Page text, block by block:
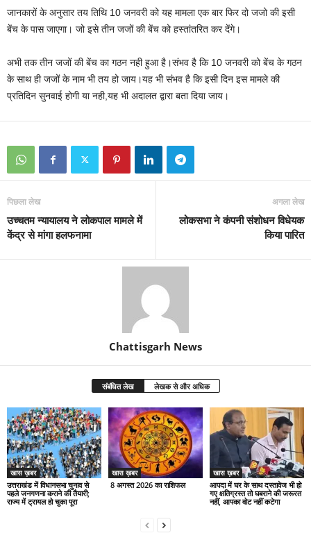
जानकारों के अनुसार तय तिथि 10 जनवरी को यह मामला एक बार फिर दो जजो की इसी
बेंच के पास जाएगा। जो इसे तीन जजों की बेंच को हस्तांतरित कर देंगे।
अभी तक तीन जजों की बेंच का गठन नही हुआ है।संभव है कि 10 जनवरी को बेंच के गठन
के साथ ही जजों के नाम भी तय हो जाय।यह भी संभव है कि इसी दिन इस मामले की
प्रतिदिन सुनवाई होगी या नही,यह भी अदालत द्वारा बता दिया जाय।
पिछला लेख
उच्चतम न्यायालय ने लोकपाल मामले में
केंद्र से मांगा हलफनामा
अगला लेख
लोकसभा ने कंपनी संशोधन विधेयक
किया पारित
Chattisgarh News
संबंधित लेख लेखक से और अधिक
खास ख़बर
उत्तराखंड में विधानसभा चुनाव से
पहले जनगणना कराने की तैयारी;
राज्य में ट्रायल हो चुका पूरा
खास ख़बर
8 अगस्त 2026 का राशिफल
खास ख़बर
आपदा में घर के साथ दस्तावेज भी हो
गए क्षतिग्रस्त तो घबराने की जरूरत
नहीं, आपका वोट नहीं कटेगा